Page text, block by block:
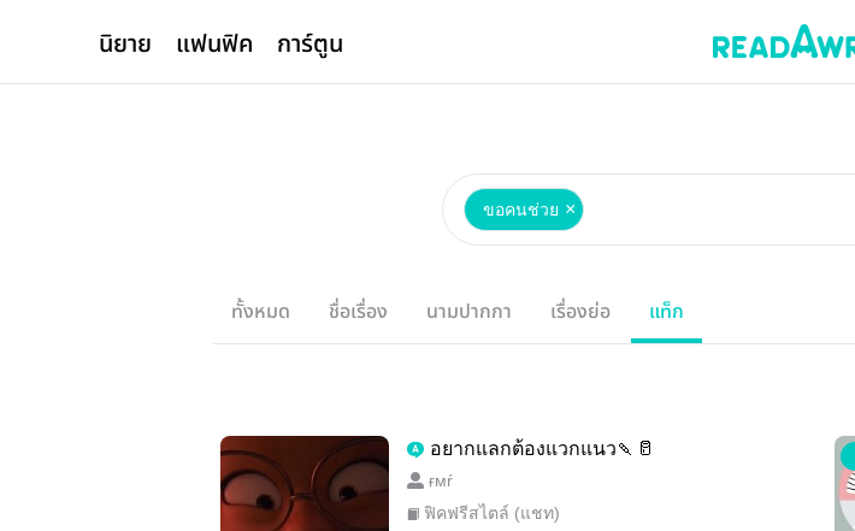
นิยาย แฟนฟิค การ์ตูน
ขอคนช่วย ×
ทั้งหมด ชื่อเรื่อง นามปากกา เรื่องย่อ แท็ก
อยากแลกต้องแวกแนว🍡🥛
ғмŕ
ฟิคฟรีสไตล์ (แชท)